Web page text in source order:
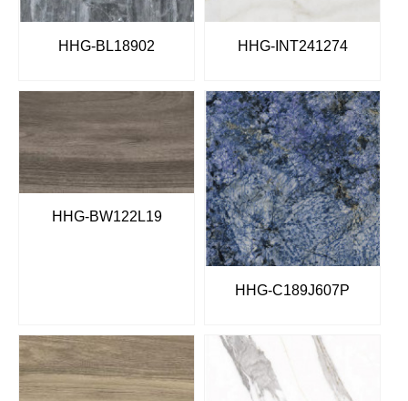
HHG-BL18902 HHG-INT241274
HHG-BW122L19
HHG-C189J607P